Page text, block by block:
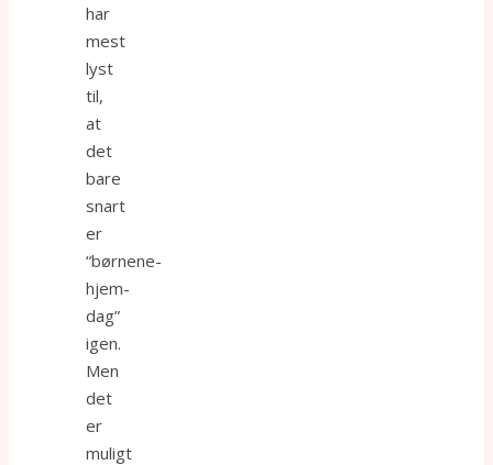
har
mest
lyst
til,
at
det
bare
snart
er
“børnene-
hjem-
dag”
igen.
Men
det
er
muligt